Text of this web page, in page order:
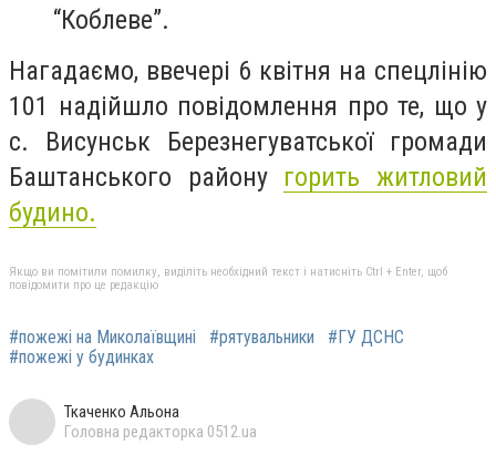
“Коблеве”.
Нагадаємо, ввечері 6 квітня на спецлінію
101 надійшло повідомлення про те, що у
с. Висунськ Березнегуватської громади
Баштанського району горить житловий
будино.
Якщо ви помітили помилку, виділіть необхідний текст і натисніть Ctrl + Enter, щоб
повідомити про це редакцію
#пожежі на Миколаївщині #рятувальники
#ГУ ДСНС
#пожежі у будинках
Ткаченко Альона
Головна редакторка 0512.ua